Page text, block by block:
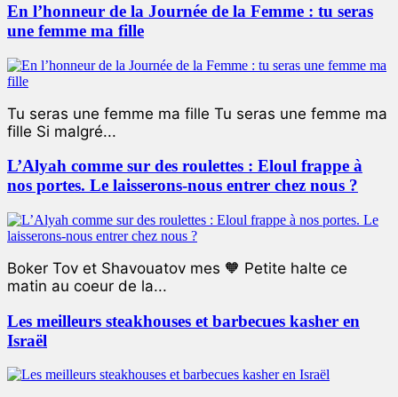
En l’honneur de la Journée de la Femme : tu seras
une femme ma fille
Tu seras une femme ma fille Tu seras une femme ma
fille Si malgré...
L’Alyah comme sur des roulettes : Eloul frappe à
nos portes. Le laisserons-nous entrer chez nous ?
Boker Tov et Shavouatov mes 🧡 Petite halte ce
matin au coeur de la...
Les meilleurs steakhouses et barbecues kasher en
Israël